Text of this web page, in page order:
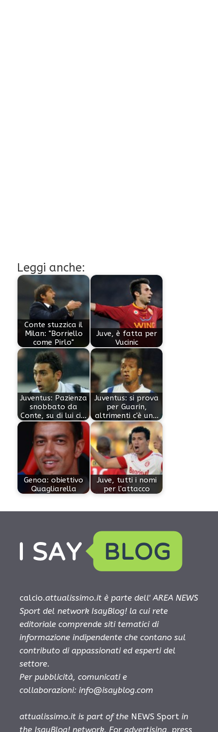
Leggi anche:
Conte stuzzica il
Milan: "Borriello
come Pirlo"
Juve, è fatta per
Vucinic
Juventus: Pazienza
snobbato da
Conte, su di lui ci…
Juventus: si prova
per Guarin,
altrimenti c'è un…
Genoa: obiettivo
Quagliarella
Juve, tutti i nomi
per l'attacco
calcio.attualissimo.it è parte dell' AREA NEWS
Sport del network IsayBlog! la cui rete
editoriale comprende siti tematici di
informazione indipendente che contano sul
contributo di appassionati ed esperti del
settore.
Per pubblicità, comunicati e
collaborazioni: info@isayblog.com
attualissimo.it is part of the NEWS Sport in
the IsayBlog! network. For advertising, press